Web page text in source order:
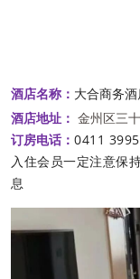
酒店名称： 大合商务酒
酒店地址： 金州区三
订房电话： 0411
入住会员一定注意保
息